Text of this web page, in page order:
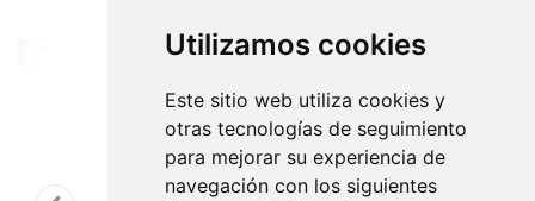
Utilizamos cookies
Este sitio web utiliza cookies y
otras tecnologías de seguimiento
para mejorar su experiencia de
navegación con los siguientes